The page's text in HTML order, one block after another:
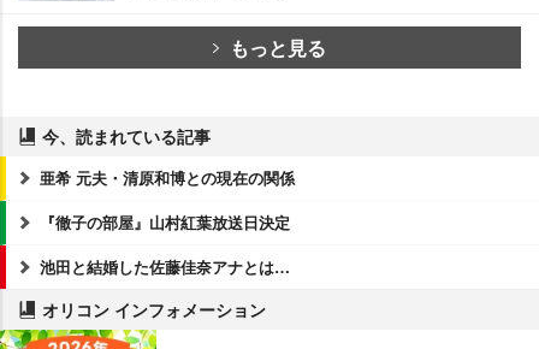
もっと見る
今、読まれている記事
亜希 元夫・清原和博との現在の関係
『徹子の部屋』山村紅葉放送日決定
池田と結婚した佐藤佳奈アナとは…
オリコン インフォメーション